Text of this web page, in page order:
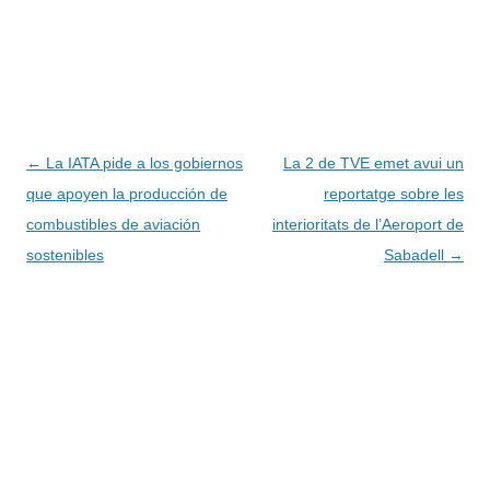
Navegación
de
entradas
← La IATA pide a los gobiernos
que apoyen la producción de
combustibles de aviación
sostenibles
La 2 de TVE emet avui un
reportatge sobre les
interioritats de l’Aeroport de
Sabadell →